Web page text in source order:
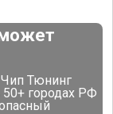
Тюнинг
городах РФ